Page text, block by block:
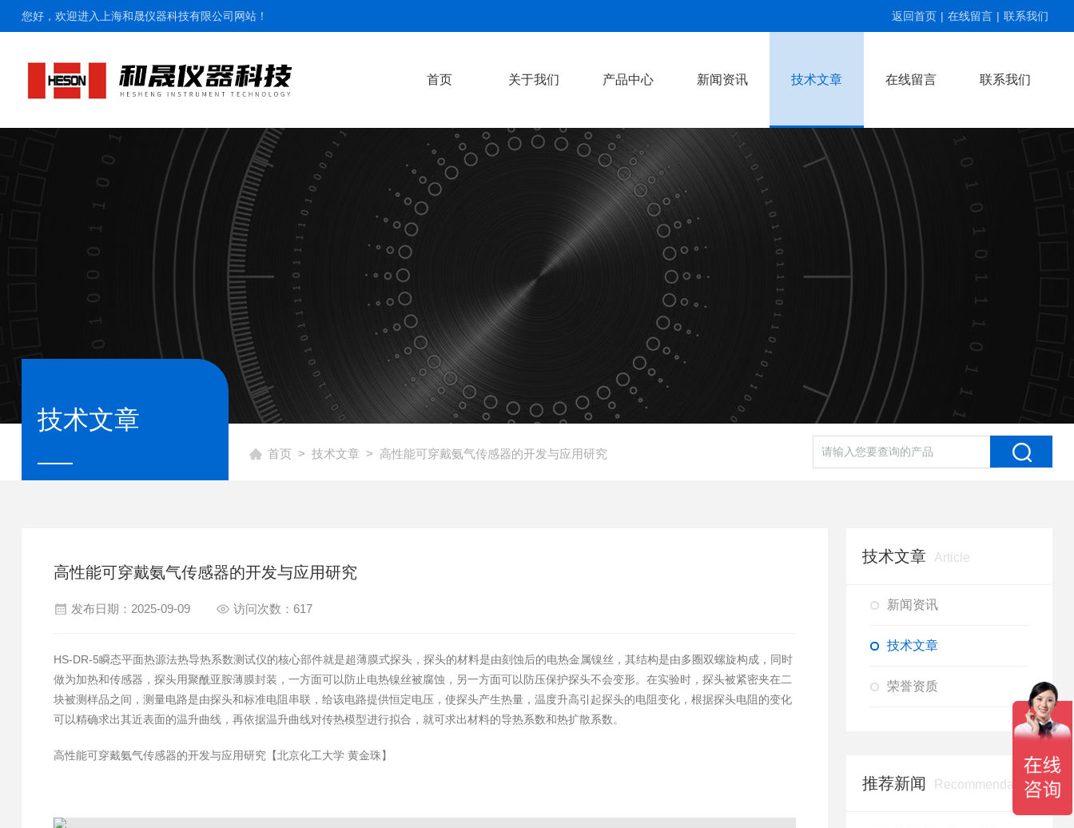
您好，欢迎进入上海和晟仪器科技有限公司网站！ 返回首页 | 在线留言 | 联系我们
首页 关于我们 产品中心 新闻资讯 技术文章 在线留言 联系我们
技术文章
首页 > 技术文章 > 高性能可穿戴氨气传感器的开发与应用研究
高性能可穿戴氨气传感器的开发与应用研究
发布日期：2025-09-09 访问次数：617
HS-DR-5瞬态平面热源法热导热系数测试仪的核心部件就是超薄膜式探头，探头的材料是由刻蚀后的电热金属镍丝，其结构是由多圈双螺旋构成，同时
做为加热和传感器，探头用聚酰亚胺薄膜封装，一方面可以防止电热镍丝被腐蚀，另一方面可以防压保护探头不会变形。在实验时，探头被紧密夹在二
块被测样品之间，测量电路是由探头和标准电阻串联，给该电路提供恒定电压，使探头产生热量，温度升高引起探头的电阻变化，根据探头电阻的变化
可以精确求出其近表面的温升曲线，再依据温升曲线对传热模型进行拟合，就可求出材料的导热系数和热扩散系数。
高性能可穿戴氨气传感器的开发与应用研究【北京化工大学 黄金珠】
技术文章 Article
新闻资讯
技术文章
荣誉资质
推荐新闻 Recommendation